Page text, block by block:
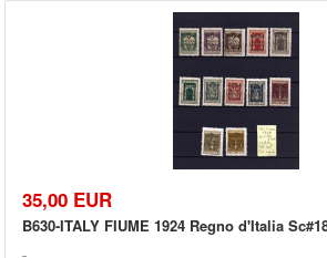
35,00 EUR
B630-ITALY FIUME 1924 Regno d'Italia